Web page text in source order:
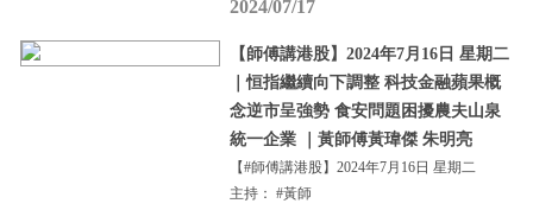
2024/07/17
【師傅講港股】2024年7月16日 星期二
｜恒指繼續向下調整 科技金融蘋果概
念逆市呈強勢 食安問題困擾農夫山泉
統一企業 ｜黃師傅黃瑋傑 朱明亮
【#師傅講港股】2024年7月16日 星期二
主持： #黃師